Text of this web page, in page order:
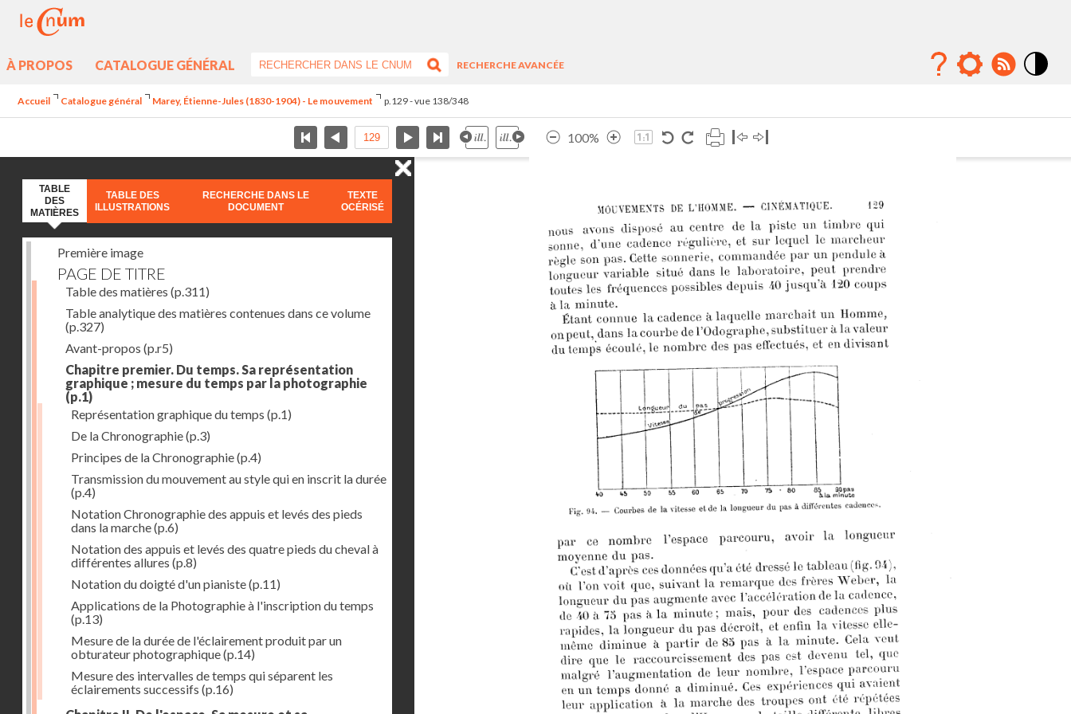
À PROPOS CATALOGUE GÉNÉRAL
RECHERCHE AVANCÉE
Accueil Catalogue général Marey, Étienne-Jules (1830-1904) - Le mouvement p.129 - vue 138/348
100%
TABLE
DES
MATIÈRES
TABLE DES
ILLUSTRATIONS
RECHERCHE DANS LE
DOCUMENT
TEXTE
OCÉRISÉ
Première image
PAGE DE TITRE
Table des matières (p.311)
Table analytique des matières contenues dans ce volume
(p.327)
Avant-propos (p.r5)
Chapitre premier. Du temps. Sa représentation
graphique ; mesure du temps par la photographie
(p.1)
Représentation graphique du temps (p.1)
De la Chronographie(p.3)
Principes de la Chronographie(p.4)
Transmission du mouvement au style qui en inscrit la durée
(p.4)
Notation Chronographie des appuis et levés des pieds
dans la marche(p.6)
Notation des appuis et levés des quatre pieds du cheval à
différentes allures (p.8)
Notation du doigté d'un pianiste(p.11)
Applications de la Photographie à l'inscription du temps
(p.13)
Mesure de la durée de l'éclairement produit par un
obturateur photographique(p.14)
Mesure des intervalles de temps qui séparent les
éclairements successifs (p.16)